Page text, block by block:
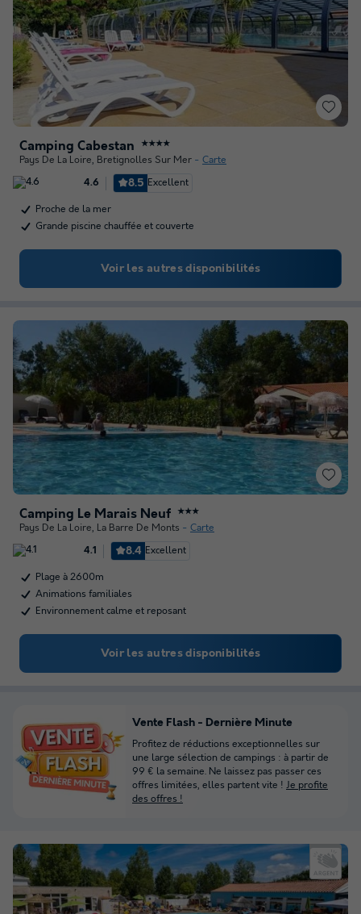
Camping Cabestan ★★★★
Pays De La Loire, Bretignolles Sur Mer Carte
4.6 8.5 Excellent
Proche de la mer
Grande piscine chauffée et couverte
Voir les autres disponibilités
Camping Le Marais Neuf ★★★
Pays De La Loire, La Barre De Monts Carte
4.1 8.4 Excellent
Plage à 2600m
Animations familiales
Environnement calme et reposant
Voir les autres disponibilités
Vente Flash - Dernière Minute
Profitez de réductions exceptionnelles sur
une large sélection de campings : à partir de
99 € la semaine. Ne laissez pas passer ces
offres limitées, elles partent vite ! Je profite
des offres !